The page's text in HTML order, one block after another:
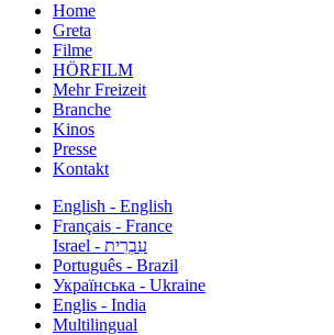
Home
Greta
Filme
HÖRFILM
Mehr Freizeit
Branche
Kinos
Presse
Kontakt
English - English
Français - France
עִבְרִית - Israel
Português - Brazil
Українська - Ukraine
Englis - India
Multilingual